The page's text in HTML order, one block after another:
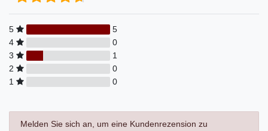
5
5
4
0
3
1
2
0
1
0
Melden Sie sich an, um eine Kundenrezension zu